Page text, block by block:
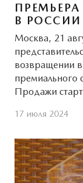
ПРЕМЬЕРА
В РОССИИ
Москва, 21
возвращении
премиального
Продажи
17 июля 2024